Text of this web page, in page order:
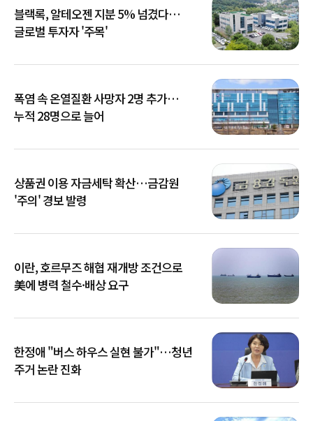
블랙록, 알테오젠 지분 5% 넘겼다…
글로벌 투자자 '주목'
폭염 속 온열질환 사망자 2명 추가…
누적 28명으로 늘어
상품권 이용 자금세탁 확산…금감원
'주의' 경보 발령
이란, 호르무즈 해협 재개방 조건으로
美에 병력 철수·배상 요구
한정애 "버스 하우스 실현 불가"…청년
주거 논란 진화